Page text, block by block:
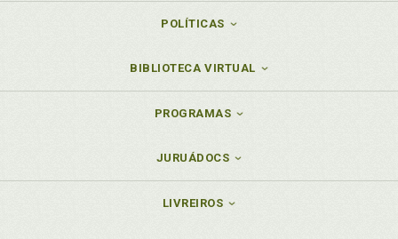
POLÍTICAS
BIBLIOTECA VIRTUAL
PROGRAMAS
JURUÁDOCS
LIVREIROS